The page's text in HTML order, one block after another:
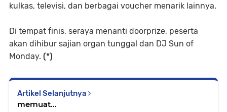
kulkas, televisi, dan berbagai voucher menarik lainnya.
Di tempat finis, seraya menanti doorprize, peserta
akan dihibur sajian organ tunggal dan DJ Sun of
Monday. (*)
Artikel Selanjutnya
memuat...